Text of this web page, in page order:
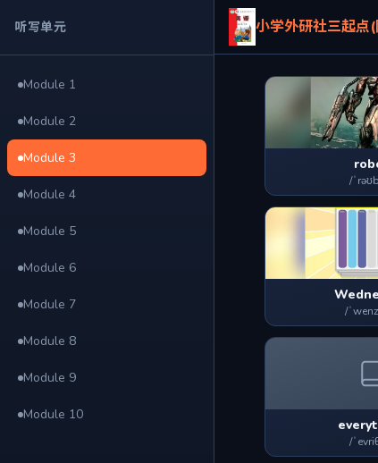
听写单元
Module 1
Module 2
Module 3
Module 4
Module 5
Module 6
Module 7
Module 8
Module 9
Module 10
小学外研社三起点
/
/
/